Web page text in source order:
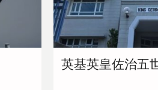
英基英皇佐治五